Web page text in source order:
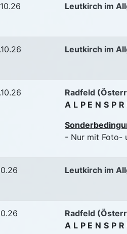
Leutkirch im
Leutkirch im
Radfeld
- Nur mit Foto-
Leutkirch im
Radfeld